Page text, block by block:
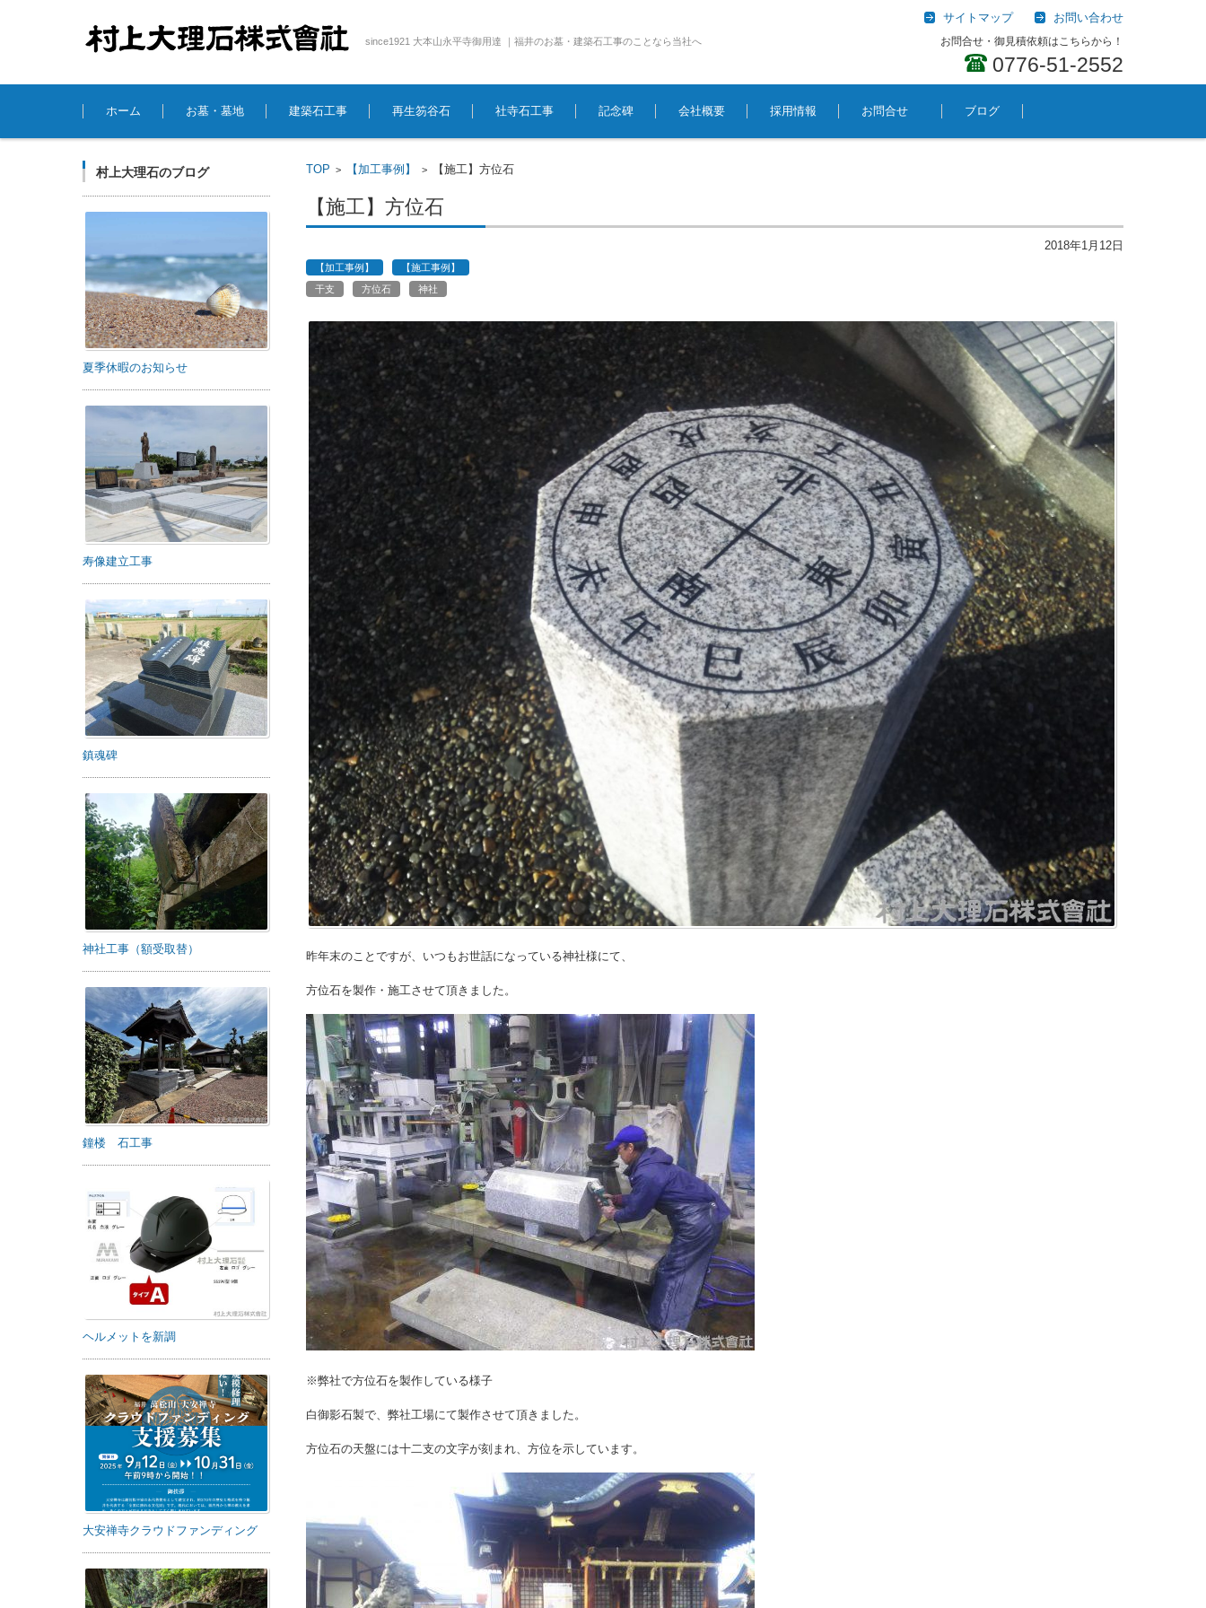
since1921 大本山永平寺御用達 ｜福井のお墓・建築石工事のことなら当社へ
サイトマップ お問い合わせ
お問合せ・御見積依頼はこちらから！
0776-51-2552
コンテンツに移動
ホーム
お墓・墓地 建築石工事 再生笏谷石 社寺石工事 記念碑 会社概要 採用情報 お問合せ ブログ
TOP > 【加工事例】 > 【施工】方位石
【施工】方位石
2018年1月12日
【加工事例】
【施工事例】
干支
方位石 神社
昨年末のことですが、いつもお世話になっている神社様にて、
方位石を製作・施工させて頂きました。
※弊社で方位石を製作している様子
白御影石製で、弊社工場にて製作させて頂きました。
方位石の天盤には十二支の文字が刻まれ、方位を示しています。
村上大理石のブログ
夏季休暇のお知らせ
寿像建立工事
鎮魂碑
神社工事（額受取替）
鐘楼 石工事
ヘルメットを新調
大安禅寺クラウドファンディング